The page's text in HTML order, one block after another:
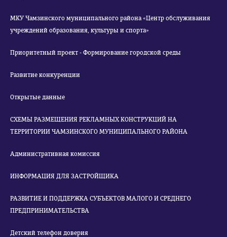
МКУ Чамзинского муниципального района «Центр обслуживания
учреждений образования, культуры и спорта»
Приоритетный проект - Формирование городской среды
Развитие конкуренции
Открытые данные
СХЕМЫ РАЗМЕЩЕНИЯ РЕКЛАМНЫХ КОНСТРУКЦИЙ НА
ТЕРРИТОРИИ ЧАМЗИНСКОГО МУНИЦИПАЛЬНОГО РАЙОНА
Административная комиссия
ИНФОРМАЦИЯ ДЛЯ ЗАСТРОЙЩИКА
РАЗВИТИЕ И ПОДДЕРЖКА СУБЪЕКТОВ МАЛОГО И СРЕДНЕГО
ПРЕДПРИНИМАТЕЛЬСТВА
Детский телефон доверия